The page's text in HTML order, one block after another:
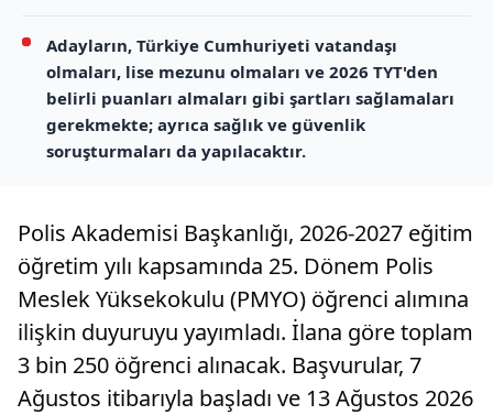
Adayların, Türkiye Cumhuriyeti vatandaşı
olmaları, lise mezunu olmaları ve 2026 TYT'den
belirli puanları almaları gibi şartları sağlamaları
gerekmekte; ayrıca sağlık ve güvenlik
soruşturmaları da yapılacaktır.
Polis Akademisi Başkanlığı, 2026-2027 eğitim
öğretim yılı kapsamında 25. Dönem Polis
Meslek Yüksekokulu (PMYO) öğrenci alımına
ilişkin duyuruyu yayımladı. İlana göre toplam
3 bin 250 öğrenci alınacak. Başvurular, 7
Ağustos itibarıyla başladı ve 13 Ağustos 2026